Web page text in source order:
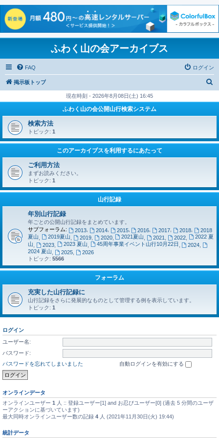
ふわく山の会アーカイブス
FAQ ログイン
掲示板トップ
現在時刻 - 2026年8月08日(土) 16:45
ふわく山の会公開山行検索システム
検索方法
トピック: 1
このアーカイブスを利用するにあたって
ご利用方法
まずお読みください。
トピック: 1
山行記録
年別山行記録
年ごとの公開山行記録をまとめています。
サブフォーラム:
2013, 2014 2015, 2016 2017 2018
2018
夏山
2019夏山 2019, 2020, 2021夏山 2021 2022
2022 夏
山
2023, 2023 夏山 45周年事業イベント山行10月22日 2024
2024 夏山
2025,
2026
トピック: 5566
フォーラム
充実した山行記録に
山行記録をさらに発展的なものとして管理する例を表示しています。
トピック: 1
ログイン
ユーザー名:
パスワード:
パスワードを忘れてしまいました
自動ログインを有効にする
オンラインデータ
オンラインユーザー 1 人 :: 登録ユーザー[1] and お忍びユーザー[0] (過去 5 分間のユーザ
ーアクションに基づいています)
最大同時オンラインユーザー数の記録 4 人 (2021年11月30日(火) 19:44)
統計データ